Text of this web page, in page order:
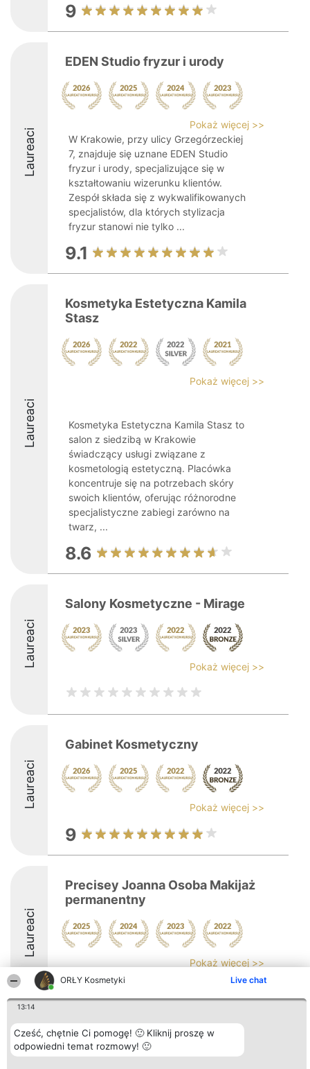
ORŁY Kosmetyki Live chat
13:14
Cześć, chętnie Ci pomogę! 🙂 Kliknij proszę w
odpowiedni temat rozmowy! 🙂
9
Laureaci
EDEN Studio fryzur i urody
Pokaż więcej >>
W Krakowie, przy ulicy Grzegórzeckiej
7, znajduje się uznane EDEN Studio
fryzur i urody, specjalizujące się w
kształtowaniu wizerunku klientów.
Zespół składa się z wykwalifikowanych
specjalistów, dla których stylizacja
fryzur stanowi nie tylko ...
9.1
Laureaci
Kosmetyka Estetyczna Kamila
Stasz
Pokaż więcej >>
Kosmetyka Estetyczna Kamila Stasz to
salon z siedzibą w Krakowie
świadczący usługi związane z
kosmetologią estetyczną. Placówka
koncentruje się na potrzebach skóry
swoich klientów, oferując różnorodne
specjalistyczne zabiegi zarówno na
twarz, ...
8.6
Laureaci
Salony Kosmetyczne - Mirage
Pokaż więcej >>
Laureaci
Gabinet Kosmetyczny
Pokaż więcej >>
9
Laureaci
Precisey Joanna Osoba Makijaż
permanentny
Pokaż więcej >>
Organizator plebiscytu
Bright Side Solutions sp. z o.
o. sp. k.
Plebiscyt
Laureaci
Lista
Blog
List of